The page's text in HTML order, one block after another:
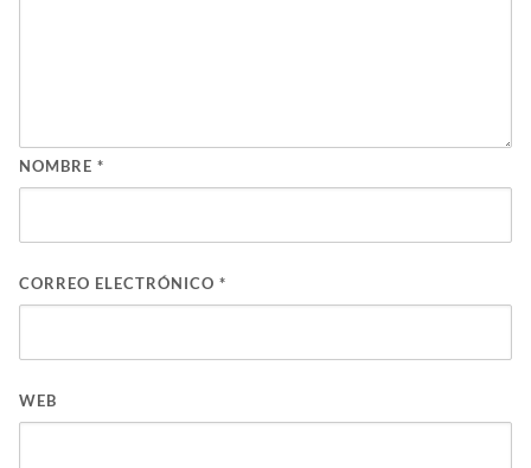
NOMBRE *
CORREO ELECTRÓNICO *
WEB